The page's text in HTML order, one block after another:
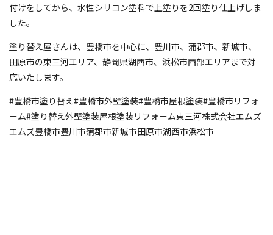
付けをしてから、水性シリコン塗料で上塗りを2回塗り仕上げしま
した。
塗り替え屋さんは、豊橋市を中心に、豊川市、蒲郡市、新城市、
田原市の東三河エリア、静岡県湖西市、浜松市西部エリアまで対
応いたします。
#豊橋市塗り替え#豊橋市外壁塗装#豊橋市屋根塗装#豊橋市リフォ
ーム#塗り替え外壁塗装屋根塗装リフォーム東三河株式会社エムズ
エムズ豊橋市豊川市蒲郡市新城市田原市湖西市浜松市